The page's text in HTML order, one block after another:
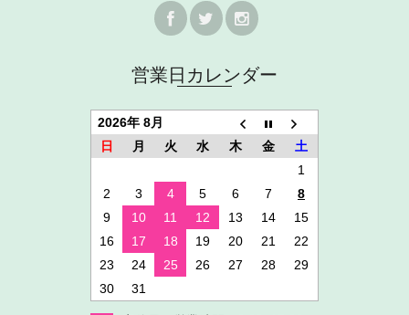
営業日カレンダー
2026年 8月
日
月 火 水 木 金
土
1
2
3 4 5 6 7
8
9
10 11 12 13 14
15
16
17 18 19 20 21
22
23
24 25 26 27 28
29
30
31